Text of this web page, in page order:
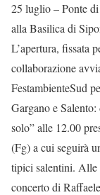
25 luglio – Ponte
alla Basilica di
L’apertura, fissata
collaborazione
FestambienteSud
Gargano e
solo” alle 12.00
(Fg) a cui seguirà
tipici salentini. Alle
concerto di